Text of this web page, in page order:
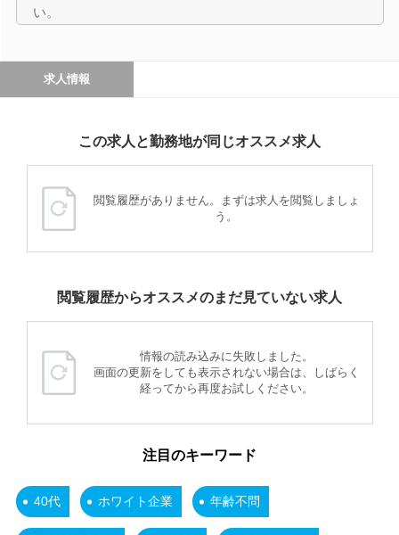
い。
求人情報
この求人と勤務地が同じオススメ求人
閲覧履歴がありません。まずは求人を閲覧しましょ
う。
閲覧履歴からオススメのまだ見ていない求人
情報の読み込みに失敗しました。
画面の更新をしても表示されない場合は、しばらく
経ってから再度お試しください。
注目のキーワード
40代 ホワイト企業 年齢不問